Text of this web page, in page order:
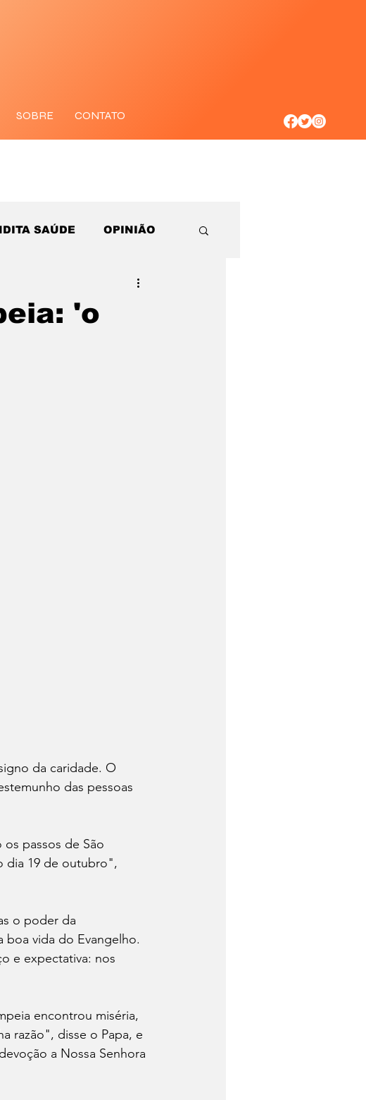
SOBRE CONTATO
SAÚDE OPINIÃO
'o
da caridade. O
das pessoas
passos de São
dia 19 de outubro",
o poder da
boa vida do Evangelho.
e expectativa: nos
encontrou miséria,
razão", disse o Papa, e
a Nossa Senhora